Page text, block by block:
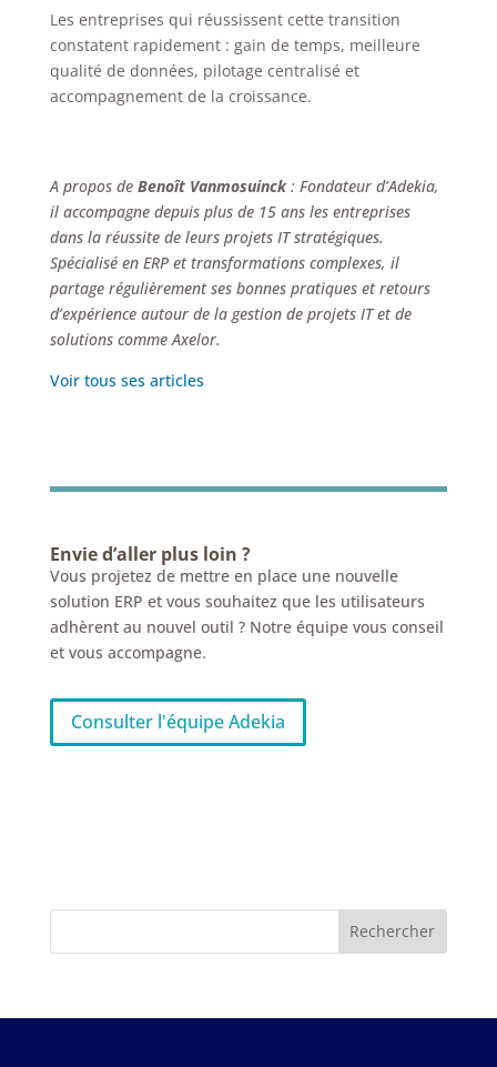
Les entreprises qui réussissent cette transition
constatent rapidement : gain de temps, meilleure
qualité de données, pilotage centralisé et
accompagnement de la croissance.
A propos de Benoît Vanmosuinck: Fondateur d’Adekia,
il accompagne depuis plus de 15 ans les entreprises
dans la réussite de leurs projets IT stratégiques.
Spécialisé en ERP et transformations complexes, il
partage régulièrement ses bonnes pratiques et retours
d’expérience autour de la gestion de projets IT et de
solutions comme Axelor.
Voir tous ses articles
Envie d’aller plus loin ?
Vous projetez de mettre en place une nouvelle
solution ERP et vous souhaitez que les utilisateurs
adhèrent au nouvel outil ? Notre équipe vous conseil
et vous accompagne.
Consulter l'équipe Adekia